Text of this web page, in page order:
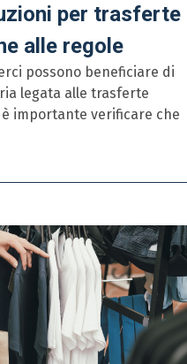
per trasferte
alle regole
possono beneficiare di
legata alle trasferte
importante verificare che